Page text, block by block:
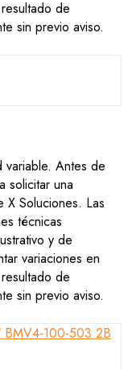
de
sin previo aviso.
variable. Antes de
solicitar una
Soluciones. Las
técnicas
y de
variaciones en
de
sin previo aviso.